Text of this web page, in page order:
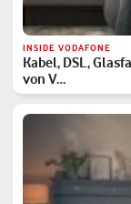
INSIDE VODAFONE
Kabel, DSL,
von V…